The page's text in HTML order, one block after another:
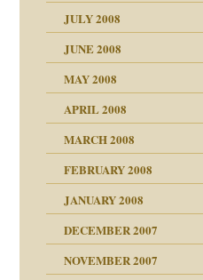
JULY 2008
Juni 2008
JUNE 2008
und Staat
MAY 2008
APRIL 2008
MARCH 2008
FEBRUARY 2008
JANUARY 2008
DECEMBER 2007
NOVEMBER 2007